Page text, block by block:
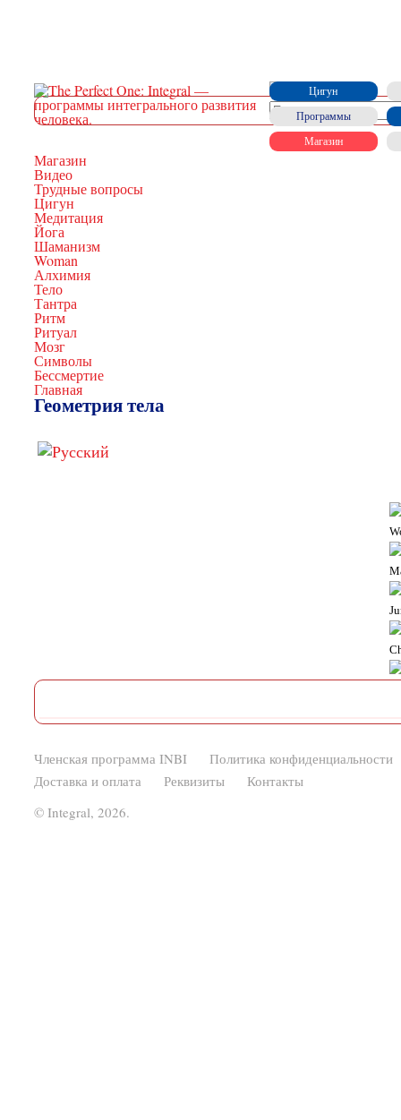
Цигун
Программы
Магазин
Магазин
Видео
Трудные вопросы
Цигун
Медитация
Йога
Шаманизм
Woman
Алхимия
Тело
Тантра
Ритм
Ритуал
Мозг
Символы
Бессмертие
Главная
Геометрия тела
Членская программа INBI
Политика конфиденциальности
Доставка и оплата
Реквизиты
Контакты
© Integral, 2026.